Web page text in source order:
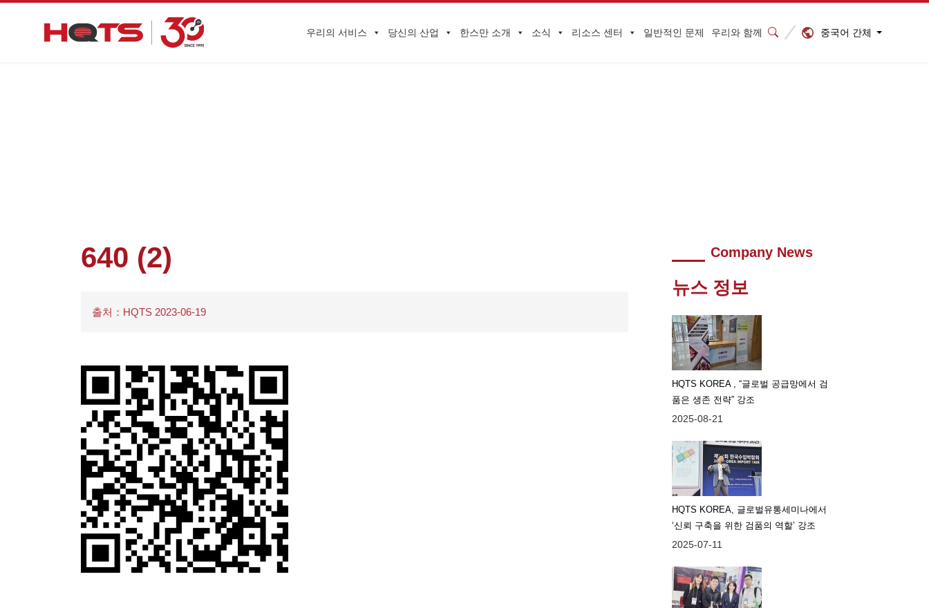
우리의 서비스 당신의 산업 한스만 소개 소식 리소스 센터 일반적인 문제 우리와 함께 중국어 간체
640 (2)
출처：HQTS 2023-06-19
Company News
뉴스 정보
HQTS KOREA , “글로벌 공급망에서 검
품은 생존 전략” 강조
2025-08-21
HQTS KOREA, 글로벌유통세미나에서
‘신뢰 구축을 위한 검품의 역할’ 강조
2025-07-11